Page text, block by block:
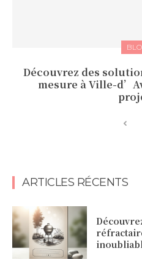
Découvrez des
mesure à Ville-
ARTICLES RÉCENTS